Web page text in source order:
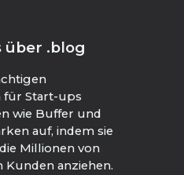
über .blog
Start-ups
wie Buffer und
auf, indem sie
Millionen von
anziehen.